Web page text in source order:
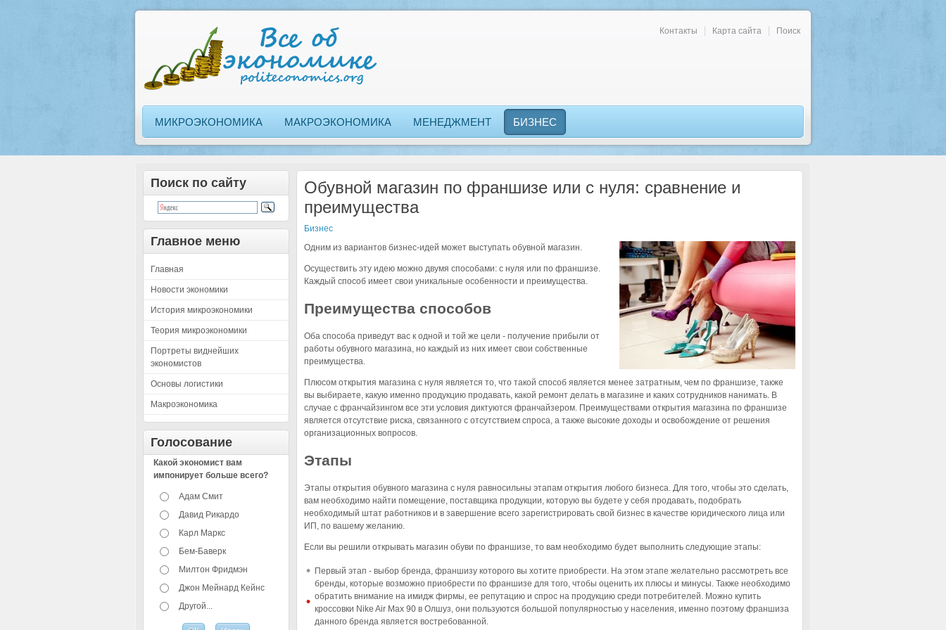
Контакты Карта сайта Поиск
МИКРОЭКОНОМИКА МАКРОЭКОНОМИКА МЕНЕДЖМЕНТ БИЗНЕС
Поиск по сайту
Главное меню
Главная
Новости экономики
История микроэкономики
Теория микроэкономики
Портреты виднейших
экономистов
Основы логистики
Макроэкономика
Голосование
Какой экономист вам
импонирует больше всего?
Адам Смит
Давид Рикардо
Карл Маркс
Бем-Баверк
Милтон Фридмэн
Джон Мейнард Кейнс
Другой...
Обувной магазин по франшизе или с нуля: сравнение и
преимущества
Бизнес
Одним из вариантов бизнес-идей может выступать обувной магазин.
Осуществить эту идею можно двумя способами: с нуля или по франшизе.
Каждый способ имеет свои уникальные особенности и преимущества.
Преимущества способов
Оба способа приведут вас к одной и той же цели - получение прибыли от
работы обувного магазина, но каждый из них имеет свои собственные
преимущества.
Плюсом открытия магазина с нуля является то, что такой способ является менее затратным, чем по франшизе, также
вы выбираете, какую именно продукцию продавать, какой ремонт делать в магазине и каких сотрудников нанимать. В
случае с франчайзингом все эти условия диктуются франчайзером. Преимуществами открытия магазина по франшизе
является отсутствие риска, связанного с отсутствием спроса, а также высокие доходы и освобождение от решения
организационных вопросов.
Этапы
Этапы открытия обувного магазина с нуля равносильны этапам открытия любого бизнеса. Для того, чтобы это сделать,
вам необходимо найти помещение, поставщика продукции, которую вы будете у себя продавать, подобрать
необходимый штат работников и в завершение всего зарегистрировать свой бизнес в качестве юридического лица или
ИП, по вашему желанию.
Если вы решили открывать магазин обуви по франшизе, то вам необходимо будет выполнить следующие этапы:
Первый этап - выбор бренда, франшизу которого вы хотите приобрести. На этом этапе желательно рассмотреть все
бренды, которые возможно приобрести по франшизе для того, чтобы оценить их плюсы и минусы. Также необходимо
обратить внимание на имидж фирмы, ее репутацию и спрос на продукцию среди потребителей. Можно купить
кроссовки Nike Air Max 90 в Олшуз, они пользуются большой популярностью у населения, именно поэтому франшиза
данного бренда является востребованной.